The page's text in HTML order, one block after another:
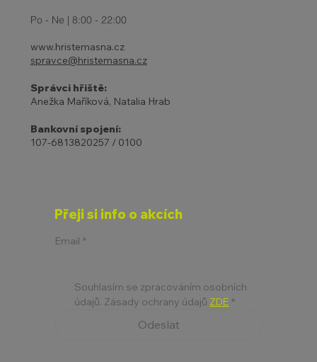
Po - Ne | 8:00 - 22:00
www.hristemasna.cz
spravce@hristemasna.cz
Správci hřiště:
Anežka Maříková, Natalia Hrab
Bankovní spojení:
107-6813820257 / 0100
Přeji si info o akcích
Email *
Souhlasím se zpracováním osobních
údajů. Zásady ochrany údajů ZDE *
Odeslat